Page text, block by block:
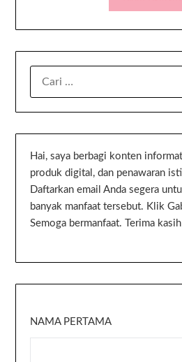
Hai, saya berbagi konten
produk digital, dan penawaran
Daftarkan email Anda segera
banyak manfaat tersebut. Klik
Semoga bermanfaat. Terima
NAMA PERTAMA